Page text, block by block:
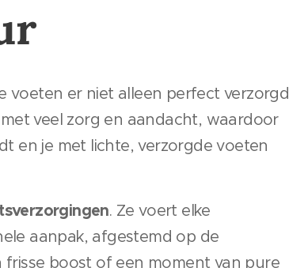
voeten er niet alleen perfect verzorgd
veel zorg en aandacht, waardoor
en je met lichte, verzorgde voeten
. Ze voert elke
aanpak, afgestemd op de
boost of een moment van pure